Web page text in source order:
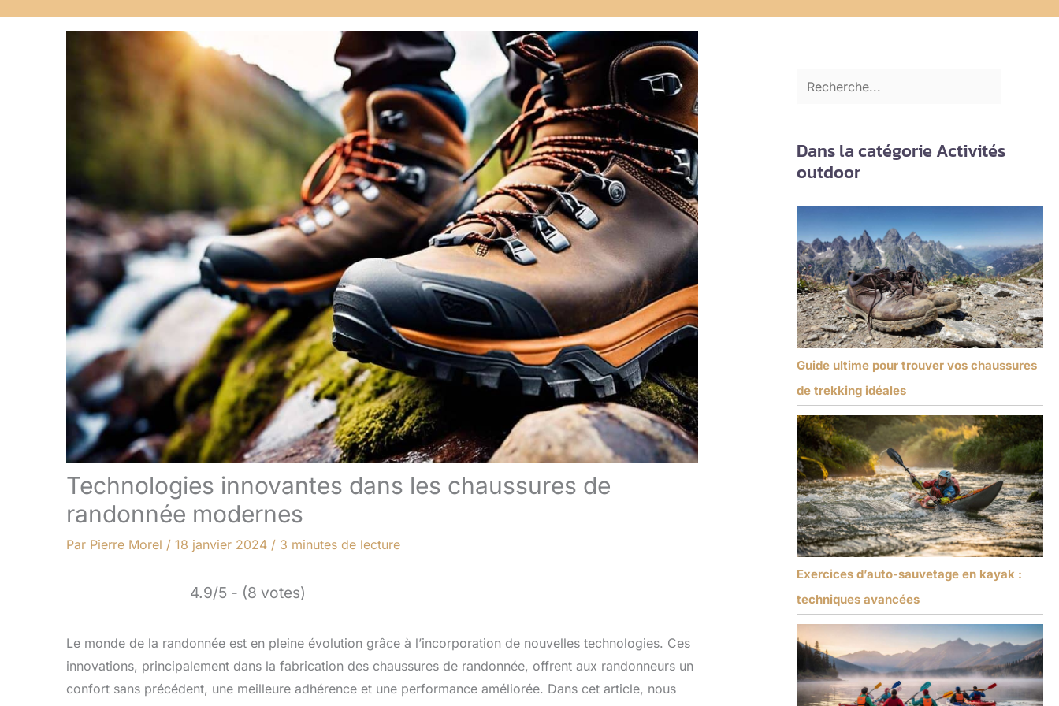
Technologies innovantes dans les chaussures de
randonnée modernes
Par Pierre Morel / 18 janvier 2024 / 3 minutes de lecture
4.9/5 - (8 votes)
Le monde de la randonnée est en pleine évolution grâce à l’incorporation de nouvelles technologies. Ces
innovations, principalement dans la fabrication des chaussures de randonnée, offrent aux randonneurs un
confort sans précédent, une meilleure adhérence et une performance améliorée. Dans cet article, nous
Dans la catégorie Activités
outdoor
Guide ultime pour trouver vos chaussures
de trekking idéales
Exercices d’auto-sauvetage en kayak :
techniques avancées